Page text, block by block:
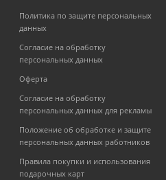
Политика по защите персональных
данных
Согласие на обработку
персональных данных
Оферта
Согласие на обработку
персональных данных для рекламы
Положение об обработке и защите
персональных данных работников
Правила покупки и использования
подарочных карт